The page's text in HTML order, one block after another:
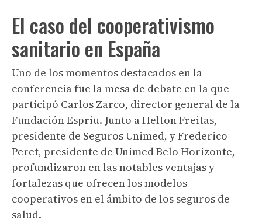
El caso del cooperativismo
sanitario en España
Uno de los momentos destacados en la
conferencia fue la mesa de debate en la que
participó Carlos Zarco, director general de la
Fundación Espriu. Junto a Helton Freitas,
presidente de Seguros Unimed, y Frederico
Peret, presidente de Unimed Belo Horizonte,
profundizaron en las notables ventajas y
fortalezas que ofrecen los modelos
cooperativos en el ámbito de los seguros de
salud.